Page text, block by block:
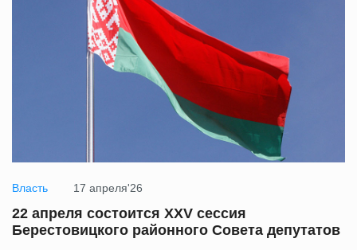
Власть 17 апреля'26
22 апреля состоится XXV сессия
Берестовицкого районного Совета депутатов